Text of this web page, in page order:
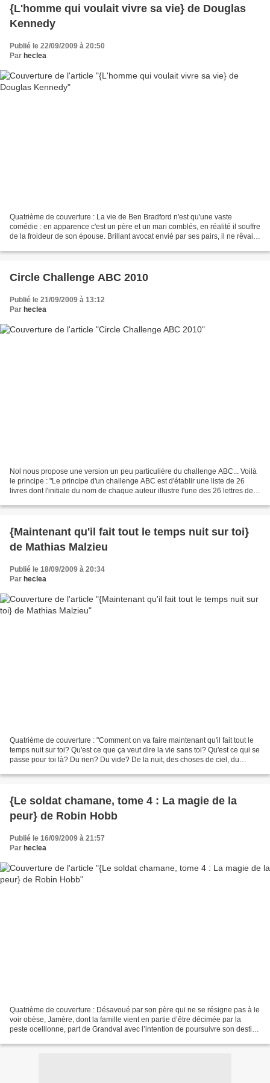
{L'homme qui voulait vivre sa vie} de Douglas
Kennedy
Publié le 22/09/2009 à 20:50
Par heclea
Quatrième de couverture : La vie de Ben Bradford n'est qu'une vaste
comédie : en apparence c'est un père et un mari comblés, en réalité il souffre
de la froideur de son épouse. Brillant avocat envié par ses pairs, il ne rêvait
Circle Challenge ABC 2010
Publié le 21/09/2009 à 13:12
Par heclea
Nol nous propose une version un peu particulière du challenge ABC... Voilà
le principe : "Le principe d'un challenge ABC est d'établir une liste de 26
livres dont l'initiale du nom de chaque auteur illustre l'une des 26 lettres de
{Maintenant qu'il fait tout le temps nuit sur toi}
de Mathias Malzieu
Publié le 18/09/2009 à 20:34
Par heclea
Quatrième de couverture : "Comment on va faire maintenant qu'il fait tout le
temps nuit sur toi? Qu'est ce que ça veut dire la vie sans toi? Qu'est ce qui se
passe pour toi là? Du rien? Du vide? De la nuit, des choses de ciel, du
{Le soldat chamane, tome 4 : La magie de la
peur} de Robin Hobb
Publié le 16/09/2009 à 21:57
Par heclea
Quatrième de couverture : Désavoué par son père qui ne se résigne pas à le
voir obèse, Jamère, dont la famille vient en partie d’être décimée par la
peste ocellionne, part de Grandval avec l’intention de poursuivre son destin